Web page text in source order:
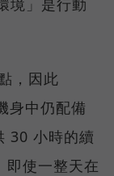
境」是行動
，因此
身中仍配備
30 小時的續
使一整天在